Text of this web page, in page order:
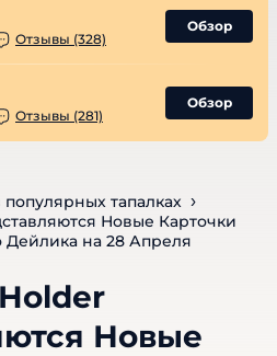
Отзывы (328)
Обзор
Отзывы (281)
Обзор
тапалках
Новые Карточки
на 28 Апреля
Новые